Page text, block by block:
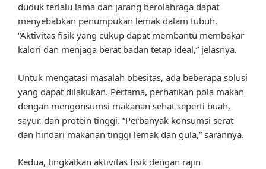
duduk terlalu lama dan jarang berolahraga dapat
menyebabkan penumpukan lemak dalam tubuh.
“Aktivitas fisik yang cukup dapat membantu membakar
kalori dan menjaga berat badan tetap ideal,” jelasnya.
Untuk mengatasi masalah obesitas, ada beberapa solusi
yang dapat dilakukan. Pertama, perhatikan pola makan
dengan mengonsumsi makanan sehat seperti buah,
sayur, dan protein tinggi. “Perbanyak konsumsi serat
dan hindari makanan tinggi lemak dan gula,” sarannya.
Kedua, tingkatkan aktivitas fisik dengan rajin